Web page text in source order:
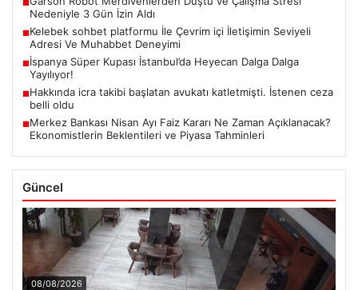
■
Nedeniyle 3 Gün İzin Aldı
■Kelebek sohbet platformu İle Çevrim içi İletişimin Seviyeli
Adresi Ve Muhabbet Deneyimi
■İspanya Süper Kupası İstanbul’da Heyecan Dalga Dalga
Yayılıyor!
■Hakkında icra takibi başlatan avukatı katletmişti. İstenen ceza
belli oldu
■Merkez Bankası Nisan Ayı Faiz Kararı Ne Zaman Açıklanacak?
Ekonomistlerin Beklentileri ve Piyasa Tahminleri
Güncel
08/08/2026